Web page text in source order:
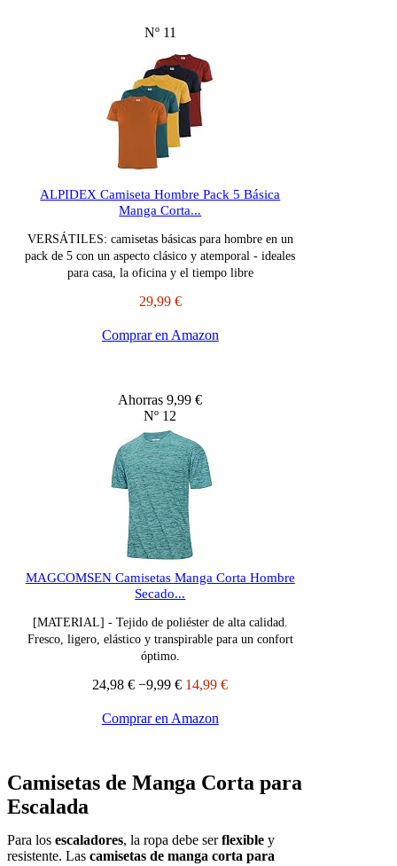
Nº 11
ALPIDEX Camiseta Hombre Pack 5 Básica
Manga Corta...
VERSÁTILES: camisetas básicas para hombre en un
pack de 5 con un aspecto clásico y atemporal - ideales
para casa, la oficina y el tiempo libre
29,99 €
Comprar en Amazon
Ahorras 9,99 €
Nº 12
MAGCOMSEN Camisetas Manga Corta Hombre
Secado...
[MATERIAL] - Tejido de poliéster de alta calidad.
Fresco, ligero, elástico y transpirable para un confort
óptimo.
24,98 € −9,99 € 14,99 €
Comprar en Amazon
Camisetas de Manga Corta para
Escalada
Para los escaladores, la ropa debe serflexible y
resistente. Las camisetas de manga corta para